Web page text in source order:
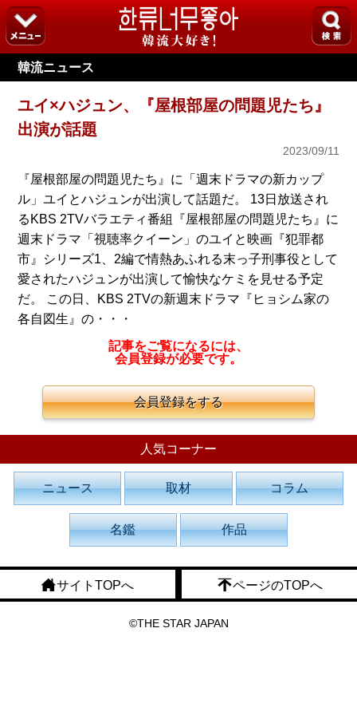
韓流ニュース
ユイ×ハジュン、『屋根部屋の問題児たち』
出演が話題
2023/09/11
『屋根部屋の問題児たち』に「週末ドラマの新カップ
ル」ユイとハジュンが出演して話題だ。 13日放送され
るKBS 2TVバラエティ番組『屋根部屋の問題児たち』に
週末ドラマ「視聴率クイーン」のユイと映画『犯罪都
市』シリーズ1、2編で情熱あふれる末っ子刑事役として
愛されたハジュンが出演して愉快なケミを見せる予定
だ。 この日、KBS 2TVの新週末ドラマ『ヒョシム家の
各自図生』の・・・
記事をご覧になるには、
会員登録が必要です。
会員登録をする
人気コーナー
ニュース 取材 コラム
名鑑 作品
サイトTOPへ ページのTOPへ
©THE STAR JAPAN